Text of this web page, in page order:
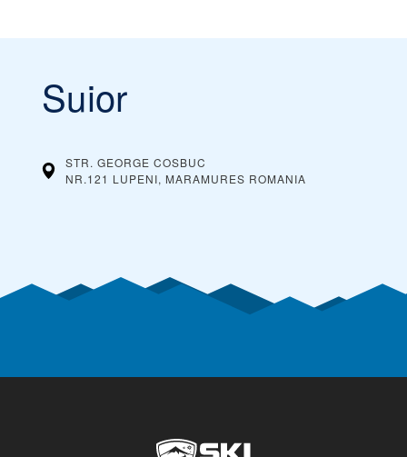
Suior
STR. GEORGE COSBUC
NR.121 LUPENI, MARAMURES ROMANIA